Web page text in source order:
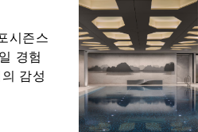
시즌스
경험
감성